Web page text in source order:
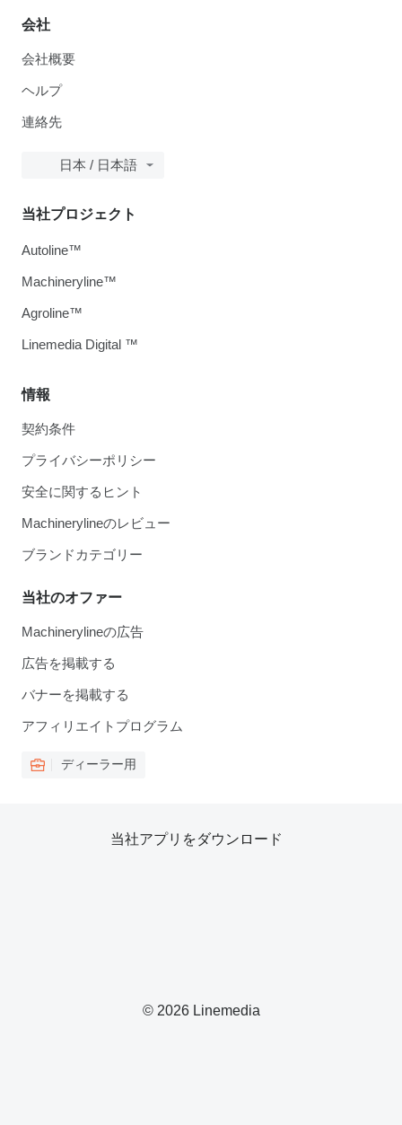
会社
会社概要
ヘルプ
連絡先
日本 / 日本語
情報
契約条件
プライバシーポリシー
安全に関するヒント
Machinerylineのレビュー
ブランドカテゴリー
当社のオファー
Machinerylineの広告
広告を掲載する
バナーを掲載する
アフィリエイトプログラム
ディーラー用
当社プロジェクト
Autoline™
Machineryline™
Agroline™
Linemedia Digital ™
© 2026 Linemedia
当社アプリをダウンロード